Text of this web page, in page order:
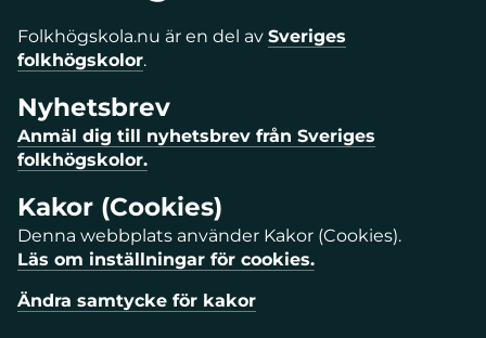
Folkhögskola.nu är en del av Sveriges
folkhögskolor.
Nyhetsbrev
Anmäl dig till nyhetsbrev från Sveriges
folkhögskolor.
Kakor (Cookies)
Denna webbplats använder Kakor (Cookies).
Läs om inställningar för cookies.
Ändra samtycke för kakor